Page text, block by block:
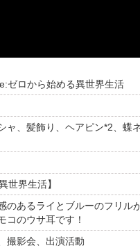
ゼロから始める異世界生活
ャ、髪飾り、ヘアピン*2、
世界生活】
のあるライとブルーのフリル
コのウサ耳です！
撮影会、出演活動